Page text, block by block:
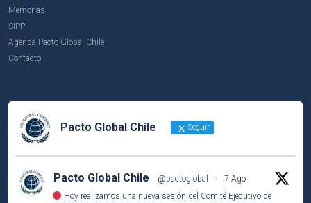
Memorias
SIPP
Agenda Pacto Global Chile
Contacto
Pacto Global Chile Seguir
Pacto Global Chile @pactoglobal ·
7 Ago
Hoy realizamos una nueva sesión del Comité Ejecutivo de